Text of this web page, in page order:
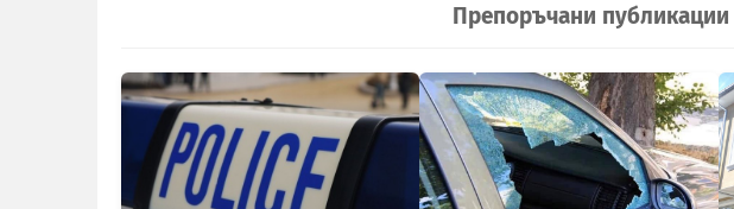
Препоръчани публикации